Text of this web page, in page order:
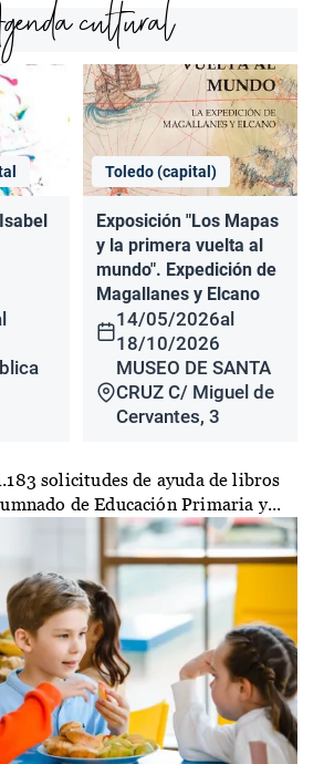
cultural
Toledo (capital)
Exposición "Los Mapas
y la primera vuelta al
mundo". Expedición de
Magallanes y Elcano
14/05/2026al
18/10/2026
MUSEO DE SANTA
CRUZ C/ Miguel de
Cervantes, 3
solicitudes de ayuda de libros
de Educación Primaria y...